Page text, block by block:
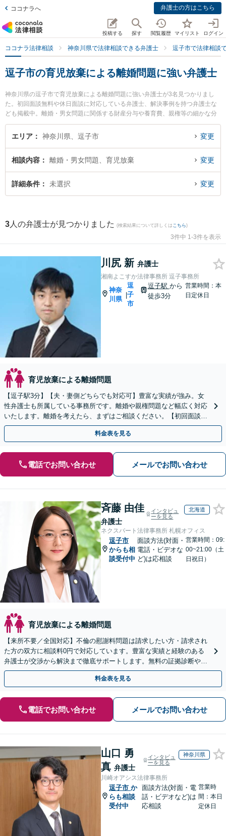
ココナラへ 弁護士の方はこちら
投稿する 探す 閲覧履歴 マイリスト ログイン
ココナラ法律相談 神奈川県で法律相談できる弁護士 逗子市で法律相談
逗子市の育児放棄による離婚問題に強い弁護士
神奈川県の逗子市で育児放棄による離婚問題に強い弁護士が3名見つかりまし
た。初回面談無料や休日面談に対応している弁護士、解決事例を持つ弁護士な
ども掲載中。離婚・男女問題に関係する財産分与や養育費、親権等の細かな分
野での絞り込み検索もでき便利です。特に湘南よこすか法律事務所 逗子事務所
の川尻 新弁護士や逗子法律事務所の手島 万里弁護士、逗子・葉山法律事務所の
今すぐに弁護士に相談したい』『育児放棄による離婚問題のトラブル解決の実
績豊富な近くの弁護士を検索したい』『初回相談無料で育児放棄による離婚問
題を法律相談できる逗子市内の弁護士に相談予約したい』などでお困りの相談
エリア 神奈川県、逗子市 変更
相談内容 離婚・男女問題、育児放棄 変更
詳細条件 未選択 変更
3 人の弁護士が見つかりました (検索結果について詳しくは こちら)
3件中 1-3件を表示
川尻 新 弁護士
湘南よこすか法律事務所 逗子事務所
神奈
川県
|
逗
子
市
逗子駅 から
徒歩3分
営業時間：本
日定休日
育児放棄による離婚問題
【逗子駅3分】【夫・妻側どちらでも対応可】豊富な実績が強み。女
性弁護士も所属している事務所です。離婚や親権問題など幅広く対応
いたします。離婚を考えたら、まずはご相談ください。【初回面談無
料】【夜間・休日は予約で対応可】【法テラス可】
料金表を見る
電話でお問い合わせ メールでお問い合わせ
斉藤 由佳
弁護士
インタビュ
ーを見る
北海道
ネクスパート法律事務所 札幌オフィス
逗子市
からも相
談受付中
面談方法(対面・
電話・ビデオな
ど)は応相談
営業時間：09:
00~21:00（土
日祝日）
育児放棄による離婚問題
【来所不要／全国対応】不倫の慰謝料問題は請求したい方・請求され
た方の双方に相談料0円で対応しています。豊富な実績と経験のある
弁護士が交渉から解決まで徹底サポートします。無料の証拠診断や着
手金の返還保証もありますので安心してご相談ください。
料金表を見る
電話でお問い合わせ メールでお問い合わせ
山口 勇
真 弁護士
インタビュ
ーを見る
神奈川県
川崎オアシス法律事務所
逗子市 か
らも相談
受付中
面談方法(対面・電
話・ビデオなど)は
応相談
営業時
間：本日
定休日